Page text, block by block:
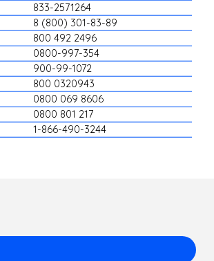
833-2571264
8 (800) 301-83-89
800 492 2496
0800-997-354
900-99-1072
800 0320943
0800 069 8606
0800 801 217
1-866-490-3244